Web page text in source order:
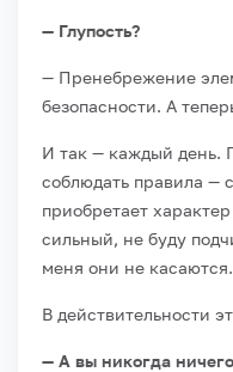
— Глупость?
— Пренебрежение
безопасности. А
И так — каждый день.
соблюдать правила —
приобретает
сильный, не буду
меня они не касаются.
В действительности
— А вы никогда